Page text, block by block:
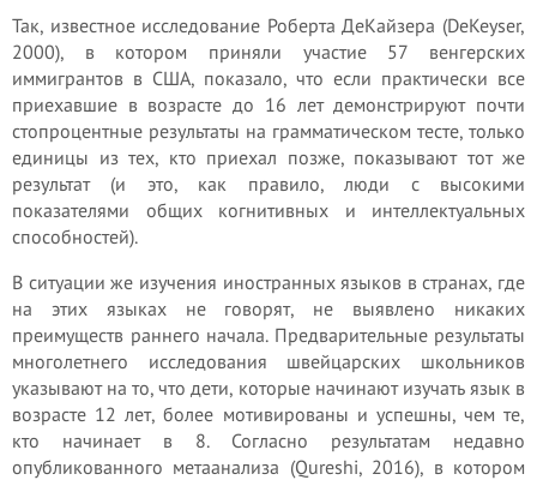
Так, известное исследование Роберта ДеКайзера (DeKeyser,
2000), в котором приняли участие 57 венгерских
иммигрантов в США, показало, что если практически все
приехавшие в возрасте до 16 лет демонстрируют почти
стопроцентные результаты на грамматическом тесте, только
единицы из тех, кто приехал позже, показывают тот же
результат (и это, как правило, люди с высокими
показателями общих когнитивных и интеллектуальных
способностей).
В ситуации же изучения иностранных языков в странах, где
на этих языках не говорят, не выявлено никаких
преимуществ раннего начала. Предварительные результаты
многолетнего исследования швейцарских школьников
указывают на то, что дети, которые начинают изучать язык в
возрасте 12 лет, более мотивированы и успешны, чем те,
кто начинает в 8. Согласно результатам недавно
опубликованного метаанализа (Qureshi, 2016), в котором